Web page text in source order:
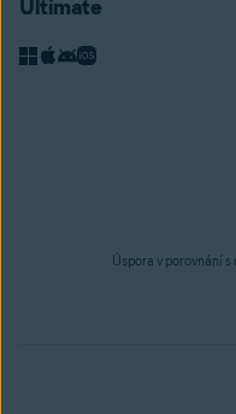
Ultimate
Úspora v porovnání